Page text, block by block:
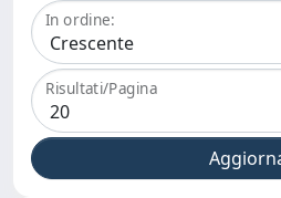
In ordine:
Risultati/Pagina